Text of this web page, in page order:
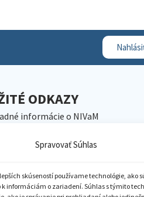
Spravovať Súhlas
skúseností používame technológie, ako
informáciám o zariadení. Súhlas s týmito
ODKAZY
informácie o NIVaM
NIVaM